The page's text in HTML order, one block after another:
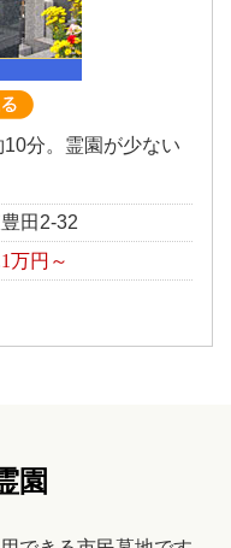
分。霊園が少ない
田2-32
万円～
園